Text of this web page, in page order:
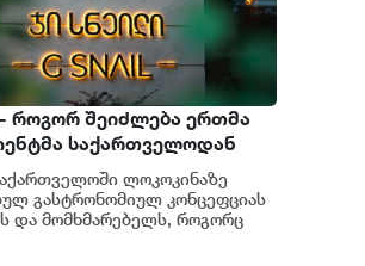
- როგორ შეიძლება ერთმა
საქართველოდან
კულინარიულ
ჩაუყაროს საფუძველი
ლოკოკინაზე
გასტრონომიულ კონცეფციას
და მომხმარებელს, როგორც